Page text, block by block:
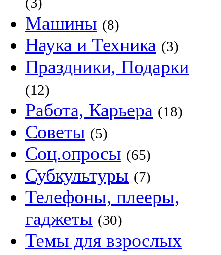
Машины (8)
Наука и Техника (3)
Праздники, Подарки
(12)
Работа, Карьера (18)
Советы (5)
Соц.опросы (65)
Субкультуры (7)
Телефоны, плееры,
гаджеты (30)
Темы для взрослых